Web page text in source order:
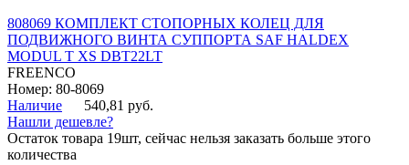
808069 КОМПЛЕКТ СТОПОРНЫХ КОЛЕЦ ДЛЯ
ПОДВИЖНОГО ВИНТА СУППОРТА SAF HALDEX
MODUL T XS DBT22LT
FREENCO
Номер: 80-8069
Наличие
540,81 руб.
Нашли дешевле?
Остаток товара 19шт, сейчас нельзя заказать больше этого
количества